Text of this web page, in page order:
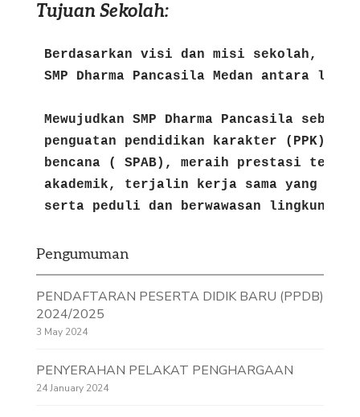
Tujuan Sekolah:
Berdasarkan visi dan misi sekolah,
Mewujudkan SMP Dharma Pancasila
penguatan pendidikan karakter (PPK)
bencana ( SPAB), meraih prestasi terbaik
akademik, terjalin kerja sama yang
serta peduli dan berwawasan lingkungan
Pengumuman
PENDAFTARAN PESERTA DIDIK BARU (PPDB)
2024/2025
3 May 2024
PENYERAHAN PELAKAT PENGHARGAAN
24 January 2024